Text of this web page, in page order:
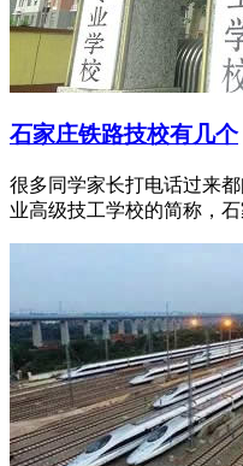
石家庄铁路技校有几个
很多同学家长打电话过来
业高级技工学校的简称，